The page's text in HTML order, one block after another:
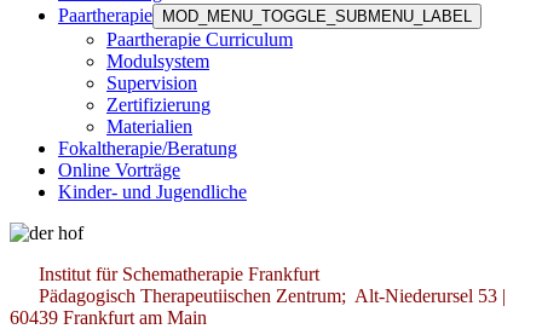
Paartherapie
MOD_MENU_TOGGLE_SUBMENU_LABEL
Paartherapie Curriculum
Modulsystem
Supervision
Zertifizierung
Materialien
Fokaltherapie/Beratung
Online Vorträge
Kinder- und Jugendliche
Institut für Schematherapie Frankfurt
Pädagogisch Therapeutiischen Zentrum; Alt-Niederursel 53 |
60439 Frankfurt am Main